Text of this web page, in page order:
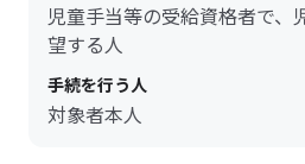
児童手当等の受給資格者で、
望する人
手続を行う人
対象者本人